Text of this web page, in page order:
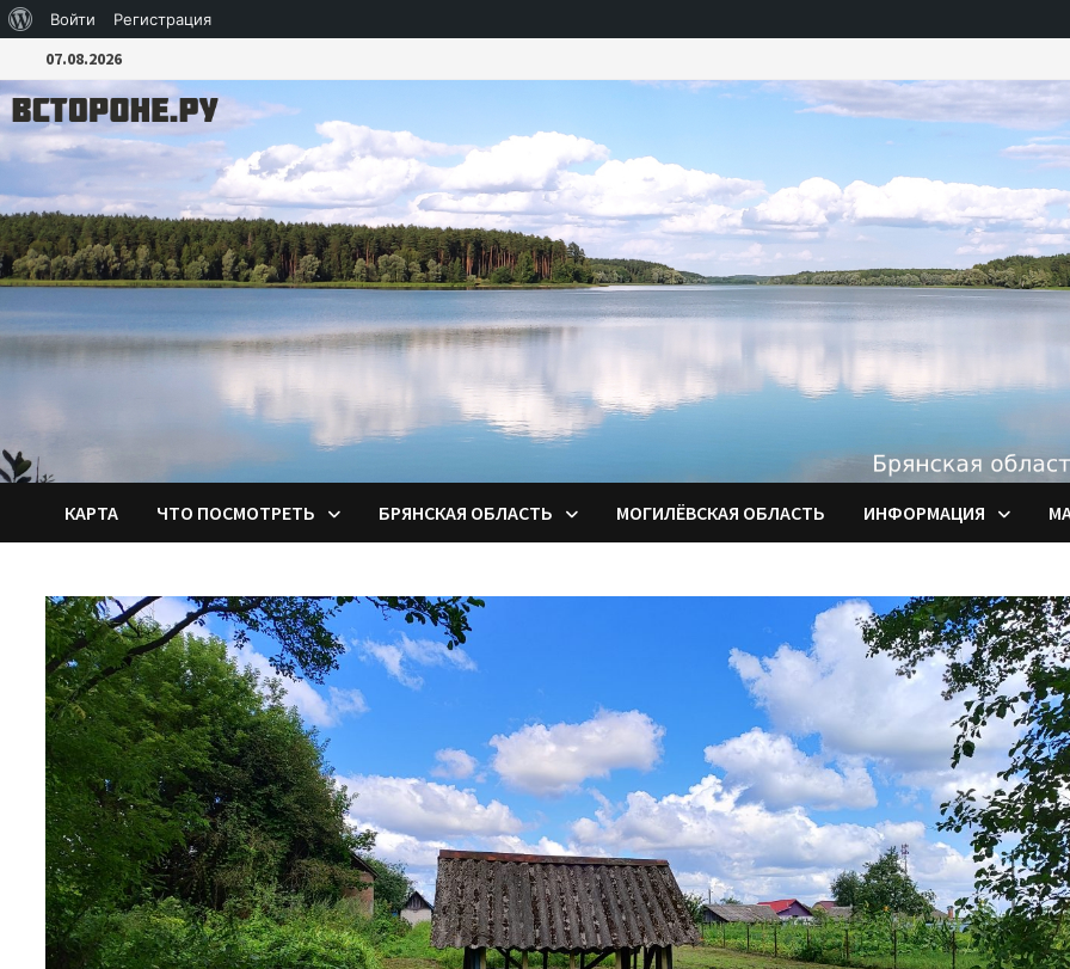
WordPress
Войти Регистрация
Перейти
к
содержимому
07.08.2026
КАРТА ЧТО ПОСМОТРЕТЬ БРЯНСКАЯ ОБЛАСТЬ МОГИЛЁВСКАЯ ОБЛАСТЬ ИНФОРМАЦИЯ